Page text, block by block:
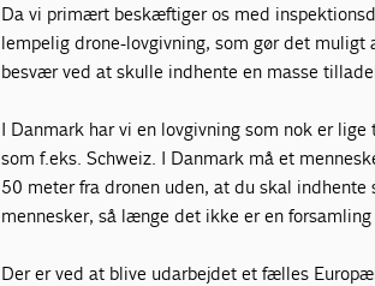
Da vi primært beskæftiger os med
lempelig drone-lovgivning, som gør det
besvær ved at skulle indhente en masse
I Danmark har vi en lovgivning som nok er
som f.eks. Schweiz. I Danmark må et
50 meter fra dronen uden, at du skal
mennesker, så længe det ikke er en
Der er ved at blive udarbejdet et fælles